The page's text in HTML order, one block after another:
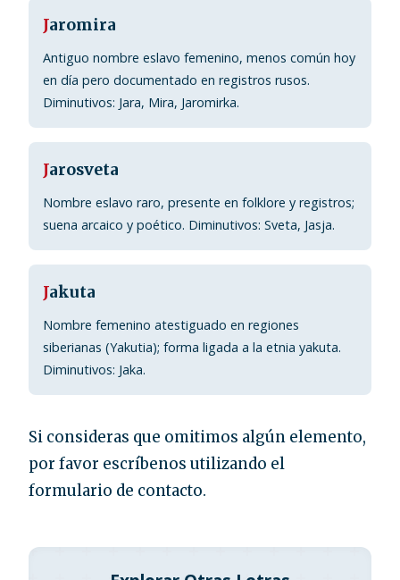
Jaromira
Antiguo nombre eslavo femenino, menos común hoy
en día pero documentado en registros rusos.
Diminutivos: Jara, Mira, Jaromirka.
Jarosveta
Nombre eslavo raro, presente en folklore y registros;
suena arcaico y poético. Diminutivos: Sveta, Jasja.
Jakuta
Nombre femenino atestiguado en regiones
siberianas (Yakutia); forma ligada a la etnia yakuta.
Diminutivos: Jaka.
Si consideras que omitimos algún elemento,
por favor escríbenos utilizando el
formulario de contacto.